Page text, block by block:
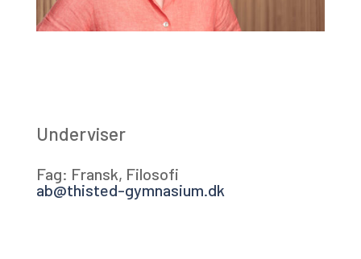
Underviser
Fag: Fransk, Filosofi
ab@thisted-gymnasium.dk